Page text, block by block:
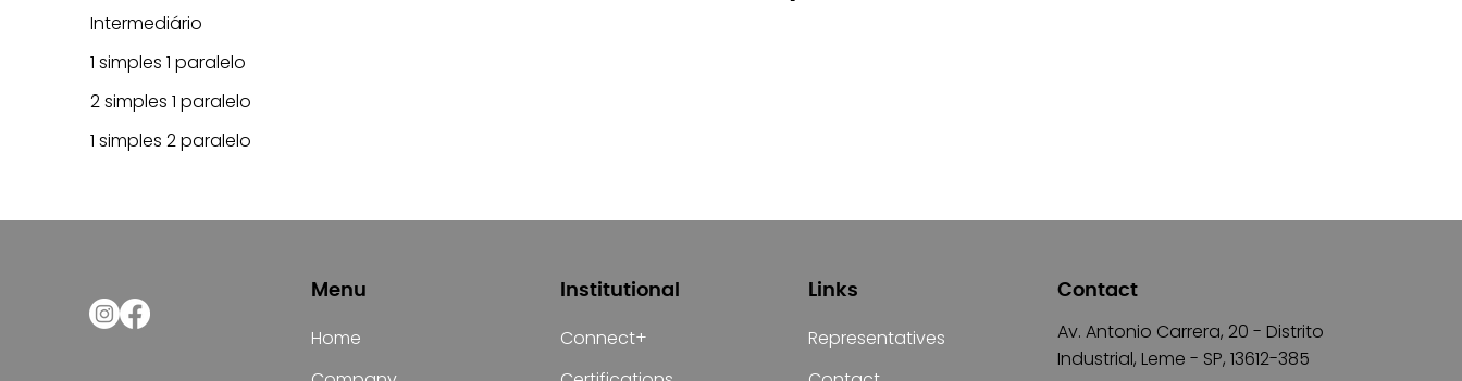
Intermediário
1 simples 1 paralelo
2 simples 1 paralelo
1 simples 2 paralelo
Menu
Home
Institutional
Connect+
Links
Representatives
Contact
Av. Antonio Carrera, 20 - Distrito
Industrial, Leme - SP, 13612-385